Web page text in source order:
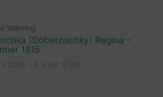
Währing
(Doberoschky) Regina –
1815